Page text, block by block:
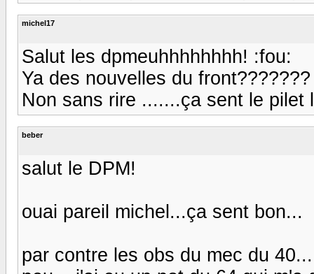
michel17
Salut les dpmeuhhhhhhhh! :fou:
Ya des nouvelles du
Non sans rire .......ça sent le pilet
beber
salut le DPM!
ouai pareil michel...ça sent bon...
par contre les obs du mec du